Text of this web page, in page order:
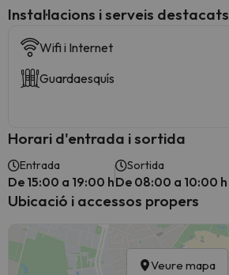
Instal·lacions i serveis destacats
Wifi i Internet
Guardaesquís
Horari d'entrada i sortida
Entrada
De 15:00 a 19:00 h
Sortida
De 08:00 a 10:00 h
Ubicació i accessos propers
Veure mapa